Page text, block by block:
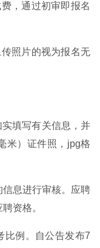
，通过初审即报名
照片的视为报名无
填写有关信息，并
米）证件照，jpg格
息进行审核。应聘
资格。
比例。自公告发布7